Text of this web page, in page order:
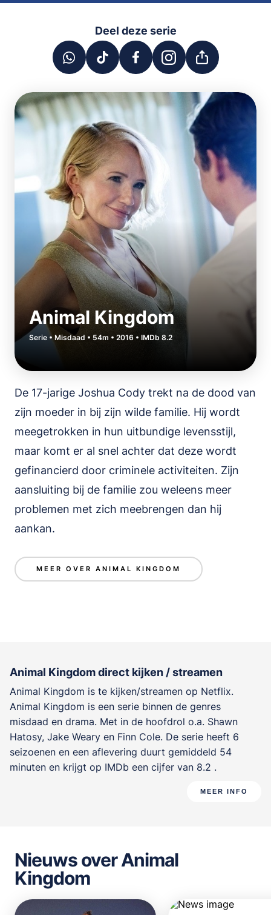
Deel deze serie
Animal Kingdom
Serie • Misdaad • 54m • 2016 • IMDb 8.2
De 17-jarige Joshua Cody trekt na de dood van
zijn moeder in bij zijn wilde familie. Hij wordt
meegetrokken in hun uitbundige levensstijl,
maar komt er al snel achter dat deze wordt
gefinancierd door criminele activiteiten. Zijn
aansluiting bij de familie zou weleens meer
problemen met zich meebrengen dan hij
aankan.
MEER OVER ANIMAL KINGDOM
Animal Kingdom direct kijken / streamen
Animal Kingdom is te kijken/streamen op Netflix.
Animal Kingdom is een serie binnen de genres
misdaad en drama. Met in de hoofdrol o.a. Shawn
Hatosy, Jake Weary en Finn Cole. De serie heeft 6
seizoenen en een aflevering duurt gemiddeld 54
minuten en krijgt op IMDb een cijfer van 8.2 .
MEER INFO
Nieuws over Animal
Kingdom